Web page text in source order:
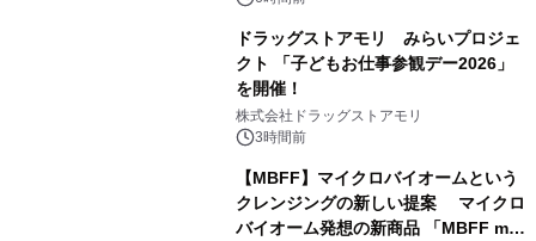
ドラッグストアモリ みらいプロジェ
クト 「子どもお仕事参観デー2026」
を開催！
株式会社ドラッグストアモリ
3時間前
【MBFF】マイクロバイオームという
クレンジングの新しい提案 マイクロ
バイオーム発想の新商品 「MBFF mb